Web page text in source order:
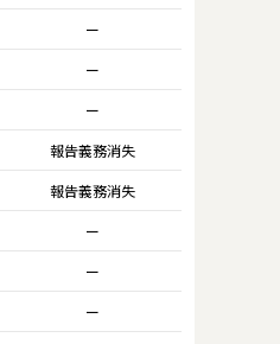
ー
ー
ー
報告義務消失
報告義務消失
ー
ー
ー